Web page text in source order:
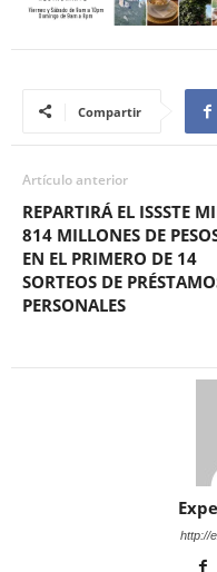
Compartir
Artículo anterior
REPARTIRÁ EL ISSSTE
814 MILLONES DE
EN EL PRIMERO DE 14
SORTEOS DE
PERSONALES
http://